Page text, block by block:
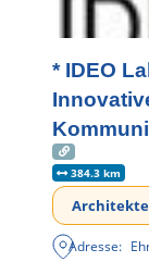
* IDEO
384.3 km
Adresse: